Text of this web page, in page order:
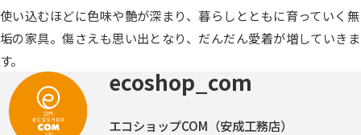
使い込むほどに色味や艶が深まり、暮らしとともに育っていく無
垢の家具。傷さえも思い出となり、だんだん愛着が増していきま
す。
ecoshop_com
エコショップCOM（安成工務店）